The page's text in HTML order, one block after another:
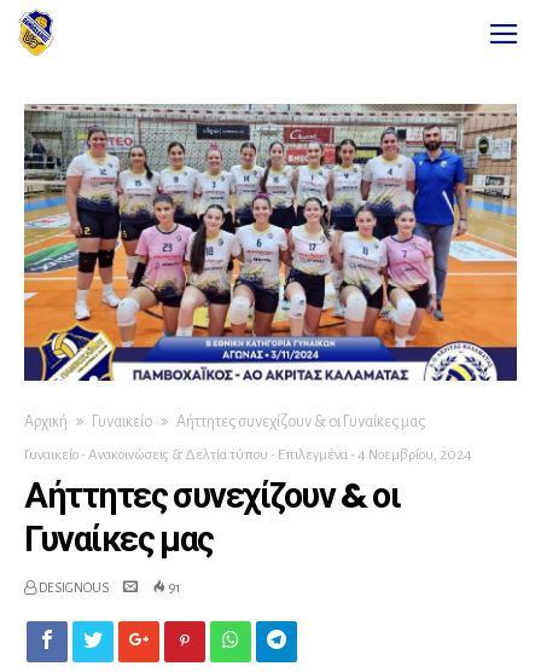
Αρχική Γυναικείο Αήττητες συνεχίζουν & οι Γυναίκες μας
Γυναικείο -Ανακοινώσεις & Δελτία τύπου - Επιλεγμένα -4 Νοεμβρίου, 2024
Αήττητες συνεχίζουν & οι
Γυναίκες μας
DESIGNOUS 91